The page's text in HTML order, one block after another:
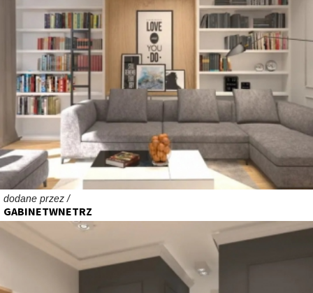
dodane przez /
GABINETWNETRZ